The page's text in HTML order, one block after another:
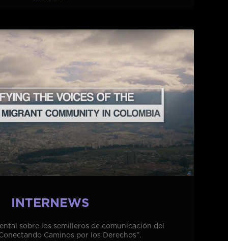
INTERNEWS
sobre los semilleros de comunicación del
Caminos por los Derechos”.